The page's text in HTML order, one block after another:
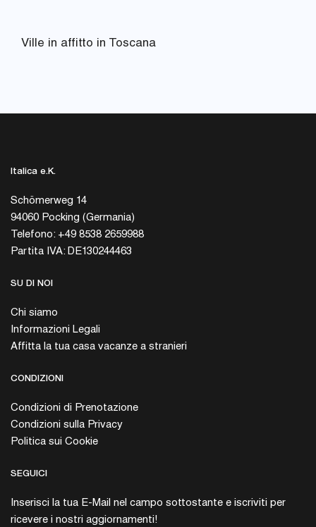
Ville in affitto in Toscana
Italica e.K.
Schömerweg 14
94060 Pocking (Germania)
Telefono: +49 8538 2659988
Partita IVA: DE130244463
SU DI NOI
Chi siamo
Informazioni Legali
Affitta la tua casa vacanze a stranieri
CONDIZIONI
Condizioni di Prenotazione
Condizioni sulla Privacy
Politica sui Cookie
SEGUICI
Inserisci la tua E-Mail nel campo sottostante e iscriviti per
ricevere i nostri aggiornamenti!